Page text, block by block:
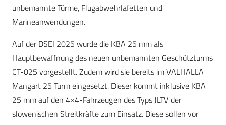
unbemannte Türme, Flugabwehrlafetten und
Marineanwendungen.
Auf der DSEI 2025 wurde die KBA 25 mm als
Hauptbewaffnung des neuen unbemannten Geschützturms
CT-025 vorgestellt. Zudem wird sie bereits im VALHALLA
Mangart 25 Turm eingesetzt. Dieser kommt inklusive KBA
25 mm auf den 4×4-Fahrzeugen des Typs JLTV der
slowenischen Streitkräfte zum Einsatz. Diese sollen vor